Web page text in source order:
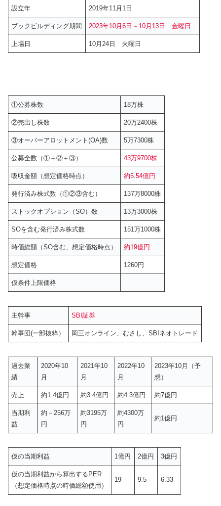
設立年 2019年11月1日
ブックビルディング期間 2023年10月6日～10月13日 金曜日
上場日 10月24日 火曜日
①公募株数 18万株
②売出し株数 20万2400株
③オーバーアロットメント(OA)数 5万7300株
公募全数（①＋②＋③） 43万9700株
吸収金額（想定価格時点） 約5.54億円
発行済み株式数（①②③含む） 137万8000株
ストックオプション（SO）数 13万3000株
SOを含む発行済み株式数 151万1000株
時価総額（SO含む、想定価格時点） 約19億円
想定価格 1260円
仮条件上限価格
主幹事 SBI証券
幹事団(一部抜粋） 岡三オンライン、むさし、SBIネオトレード
過去業
績
2020年10
月
2021年10
月
2022年10
月
2023年10月（予
想）
売上 約1.4億円 約3.4億円 約4.3億円 約7億円
当期利
益
約－256万
円
約3195万
円
約4300万
円
約1億円
仮の当期利益 1億円 2億円 3億円
仮の当期利益から算出するPER
（想定価格時点の時価総額使用）
19 9.5 6.33